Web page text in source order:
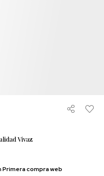
Vivaz
Primera compra web